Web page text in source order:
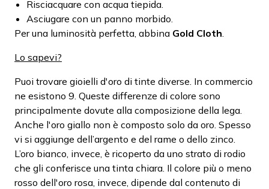
Risciacquare con acqua tiepida.
Asciugare con un panno morbido.
Per una luminosità perfetta, abbina Gold Cloth
Lo sapevi?
Puoi trovare gioielli d'oro di tinte diverse. In commercio
ne esistono 9. Queste differenze di colore sono
principalmente dovute alla composizione della lega.
Anche l'oro giallo non è composto solo da oro. Spesso
vi si aggiunge dell’argento e del rame o dello zinco.
L’oro bianco, invece, è ricoperto da uno strato di rodio
che gli conferisce una tinta chiara. Il colore più o meno
rosso dell'oro rosa, invece, dipende dal contenuto di